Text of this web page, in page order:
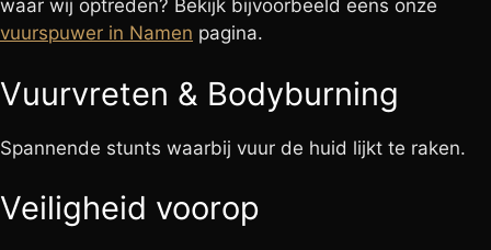
waar wij optreden? Bekijk bijvoorbeeld eens onze
vuurspuwer in Namen pagina.
Vuurvreten & Bodyburning
Spannende stunts waarbij vuur de huid lijkt te raken.
Veiligheid voorop